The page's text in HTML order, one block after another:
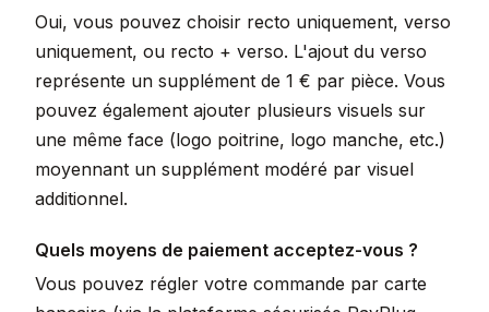
Oui, vous pouvez choisir recto uniquement, verso
uniquement, ou recto + verso. L'ajout du verso
représente un supplément de 1 € par pièce. Vous
pouvez également ajouter plusieurs visuels sur
une même face (logo poitrine, logo manche, etc.)
moyennant un supplément modéré par visuel
additionnel.
Quels moyens de paiement acceptez-vous ?
Vous pouvez régler votre commande par carte